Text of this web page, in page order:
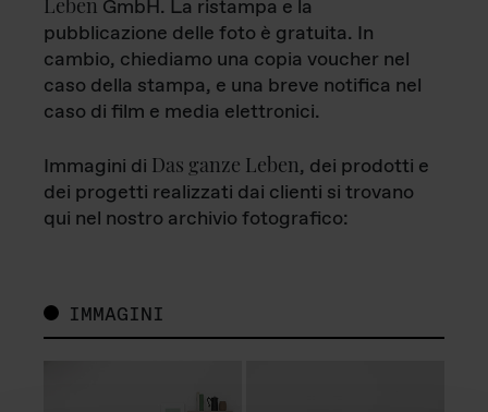
Leben GmbH. La ristampa e la
pubblicazione delle foto è gratuita. In
cambio, chiediamo una copia voucher nel
caso della stampa, e una breve notifica nel
caso di film e media elettronici.
Immagini di Das ganze Leben, dei prodotti e
dei progetti realizzati dai clienti si trovano
qui nel nostro archivio fotografico:
IMMAGINI